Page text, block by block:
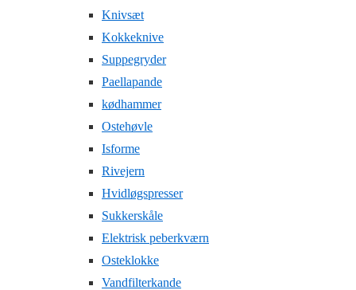
Knivsæt
Kokkeknive
Suppegryder
Paellapande
kødhammer
Ostehøvle
Isforme
Rivejern
Hvidløgspresser
Sukkerskåle
Elektrisk peberkværn
Osteklokke
Vandfilterkande